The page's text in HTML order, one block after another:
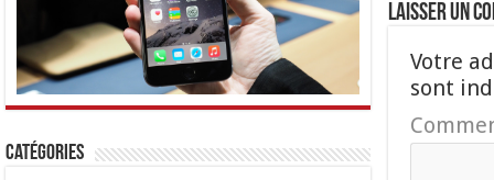
Laisser un
Votre
sont
Catégories